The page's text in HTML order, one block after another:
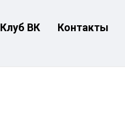
Клуб ВК Контакты